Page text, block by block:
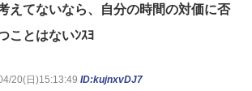
えてないなら、自分の時間の対価に否
ことはないﾝｽﾖ
20(日)15:13:49 ID:kujnxvDJ7